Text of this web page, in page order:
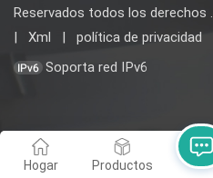
Reservados todos los derechos .
|
Xml |
política de privacidad
Soporta red IPv6
Hogar Productos